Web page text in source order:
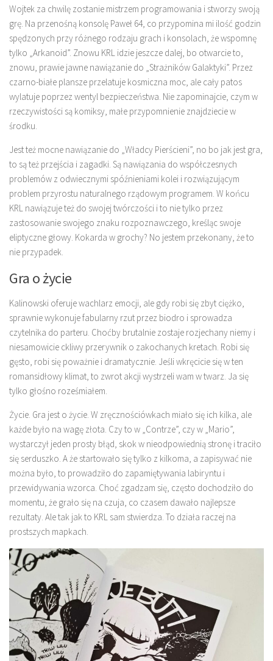
Wojtek za chwilę zostanie mistrzem programowania i stworzy swoją
grę. Na przenośną konsolę Paweł 64, co przypomina mi ilość godzin
spędzonych przy różnego rodzaju grach i konsolach, że wspomnę
tylko „Arkanoid”. Znowu KRL idzie jeszcze dalej, bo otwarcie to,
znowu, prawie jawne nawiązanie do „Strażników Galaktyki”. Przez
czarno-białe plansze przelatuje kosmiczna moc, ale cały patos
wylatuje poprzez wentyl bezpieczeństwa. Nie zapominajcie, czym w
rzeczywistości są komiksy, małe przypomnienie znajdziecie w
środku.
Jest też mocne nawiązanie do „Władcy Pierścieni”, no bo jak jest gra,
to są też przejścia i zagadki. Są nawiązania do współczesnych
problemów z odwiecznymi spóźnieniami kolei i rozwiązującym
problem przyrostu naturalnego rządowym programem. W końcu
KRL nawiązuje też do swojej twórczości i to nie tylko przez
zastosowanie swojego znaku rozpoznawczego, kreśląc swoje
eliptyczne głowy. Kokarda w grochy? No jestem przekonany, że to
nie przypadek.
Gra o życie
Kalinowski oferuje wachlarz emocji, ale gdy robi się zbyt ciężko,
sprawnie wykonuje fabularny rzut przez biodro i sprowadza
czytelnika do parteru. Choćby brutalnie zostaje rozjechany niemy i
niesamowicie ckliwy przerywnik o zakochanych kretach. Robi się
gęsto, robi się poważnie i dramatycznie. Jeśli wkręcicie się w ten
romansidłowy klimat, to zwrot akcji wystrzeli wam w twarz. Ja się
tylko głośno roześmiałem.
Życie. Gra jest o życie. W zręcznościówkach miało się ich kilka, ale
każde było na wagę złota. Czy to w „Contrze”, czy w „Mario”,
wystarczył jeden prosty błąd, skok w nieodpowiednią stronę i traciło
się serduszko. A że startowało się tylko z kilkoma, a zapisywać nie
można było, to prowadziło do zapamiętywania labiryntu i
przewidywania wzorca. Choć zgadzam się, często dochodziło do
momentu, że grało się na czuja, co czasem dawało najlepsze
rezultaty. Ale tak jak to KRL sam stwierdza. To działa raczej na
prostszych mapkach.